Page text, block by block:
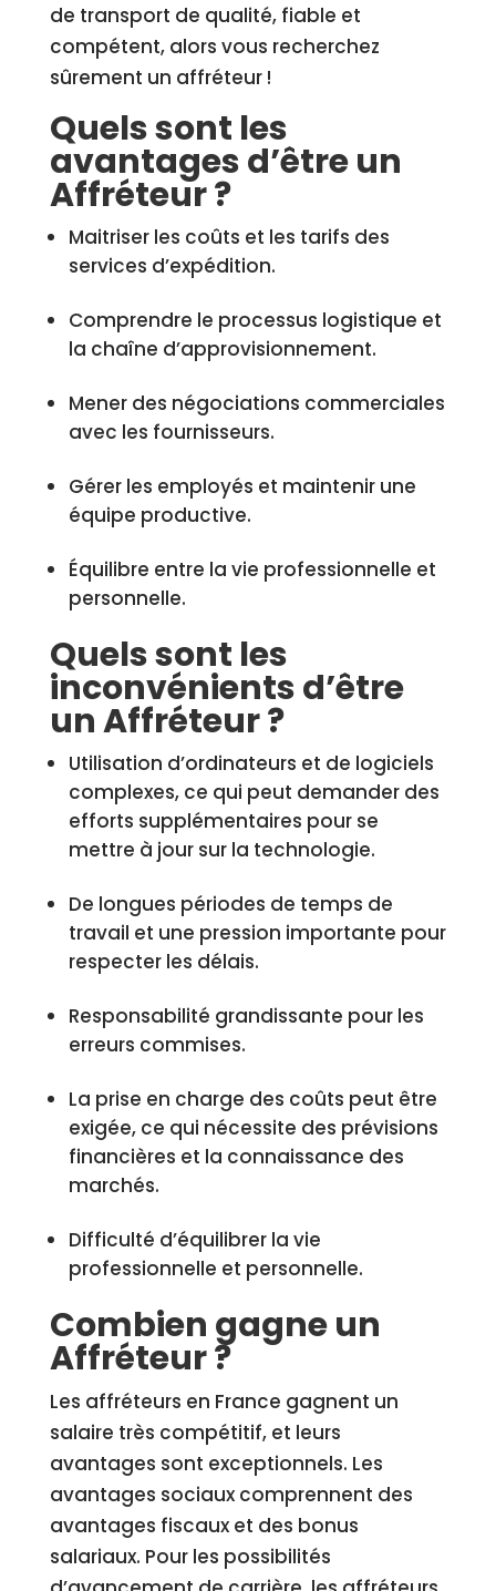
de transport de qualité, fiable et
compétent, alors vous recherchez
sûrement un affréteur !
Quels sont les
avantages d’être un
Affréteur ?
Maitriser les coûts et les tarifs des
services d’expédition.
Comprendre le processus logistique et
la chaîne d’approvisionnement.
Mener des négociations commerciales
avec les fournisseurs.
Gérer les employés et maintenir une
équipe productive.
Équilibre entre la vie professionnelle et
personnelle.
Quels sont les
inconvénients d’être
un Affréteur ?
Utilisation d’ordinateurs et de logiciels
complexes, ce qui peut demander des
efforts supplémentaires pour se
mettre à jour sur la technologie.
De longues périodes de temps de
travail et une pression importante pour
respecter les délais.
Responsabilité grandissante pour les
erreurs commises.
La prise en charge des coûts peut être
exigée, ce qui nécessite des prévisions
financières et la connaissance des
marchés.
Difficulté d’équilibrer la vie
professionnelle et personnelle.
Combien gagne un
Affréteur ?
Les affréteurs en France gagnent un
salaire très compétitif, et leurs
avantages sont exceptionnels. Les
avantages sociaux comprennent des
avantages fiscaux et des bonus
salariaux. Pour les possibilités